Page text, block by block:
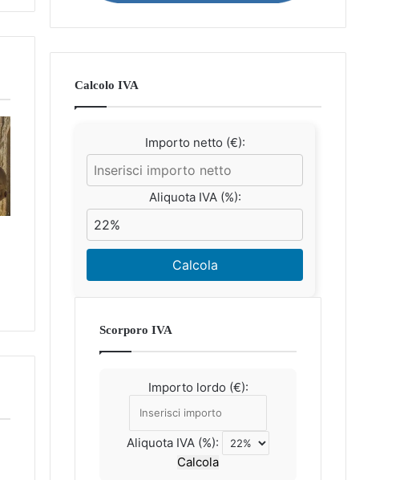
Calcolo IVA
Importo netto (€):
Aliquota IVA (%):
Calcola
Scorporo IVA
Importo lordo (€):
Aliquota IVA (%):
Calcola